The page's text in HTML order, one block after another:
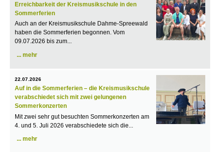
Erreichbarkeit der Kreismusikschule in den
Sommerferien
Auch an der Kreismusikschule Dahme-Spreewald
haben die Sommerferien begonnen. Vom
09.07.2026 bis zum...
mehr
22.07.2026
Auf in die Sommerferien – die Kreismusikschule
verabschiedet sich mit zwei gelungenen
Sommerkonzerten
Mit zwei sehr gut besuchten Sommerkonzerten am
4. und 5. Juli 2026 verabschiedete sich die...
mehr